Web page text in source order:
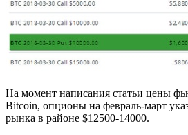
На момент написания статьи цены
Bitcoin, опционы на февраль-март
рынка в районе $12500-14000.